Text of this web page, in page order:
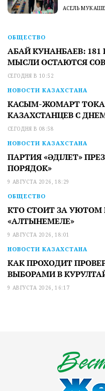
АСЕЛЬ
ОБЩЕСТВО
АБАЙ КУНАНБАЕВ:
МЫСЛИ ОСТАЮТСЯ
СЕГОДНЯ В 10:52
НОВОСТИ КАЗАХСТАНА
КАСЫМ-ЖОМАРТ
КАЗАХСТАНЦЕВ С
СЕГОДНЯ В 08:58
НОВОСТИ КАЗАХСТАНА
ПАРТИЯ «ӘДІЛЕТ»
ПОРЯДОК»
9 АВГУСТА 2026, 18:29
ОБЩЕСТВО
КТО СТОИТ ЗА УЮТОМ
«АЛТЫНЕМЕЛЕ»
9 АВГУСТА 2026, 18:01
НОВОСТИ КАЗАХСТАНА
КАК ПРОХОДИТ
ВЫБОРАМИ В
9 АВГУСТА 2026, 16:17